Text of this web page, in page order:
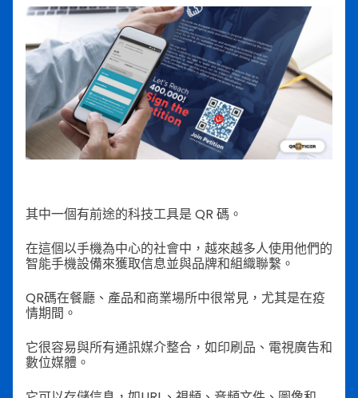
其中一個有前途的科技工具是 QR 碼。
在這個以手機為中心的社會中，越來越多人使用他們的
智能手機設備來獲取信息並與品牌和組織聯繫。
QR碼在餐廳、產品和商業場所中很常見，尤其是在疫
情期間。
它很容易與所有通訊媒介整合，如印刷品、電視廣告和
數位媒體。